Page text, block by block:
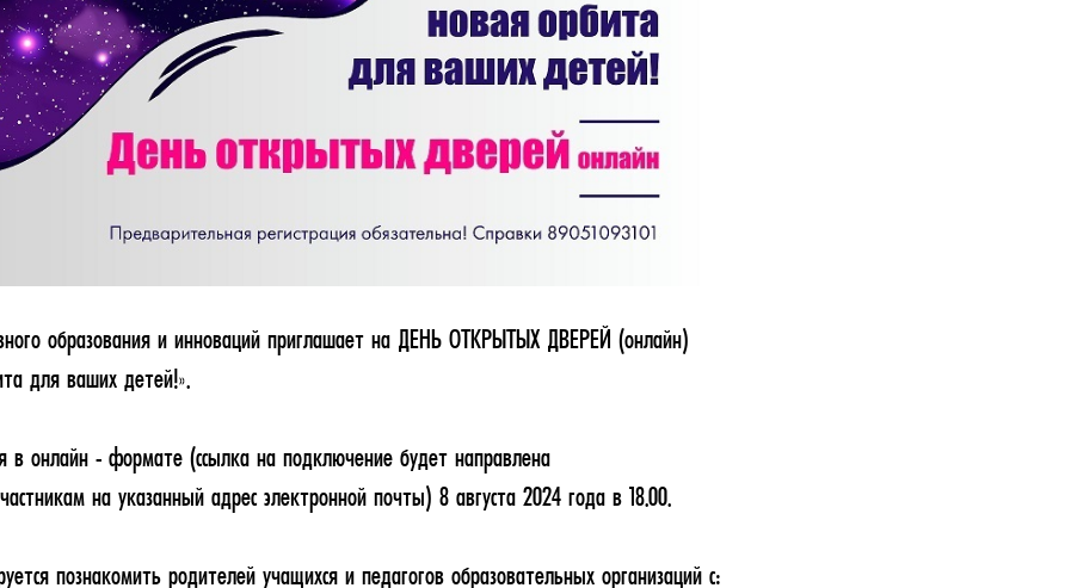
образования и инноваций приглашает на ДЕНЬ ОТКРЫТЫХ ДВЕРЕЙ (онлайн)
для ваших детей!».
в онлайн - формате (ссылка на подключение будет направлена
на указанный адрес электронной почты) 8 августа 2024 года в 18.00.
познакомить родителей учащихся и педагогов образовательных организаций с: